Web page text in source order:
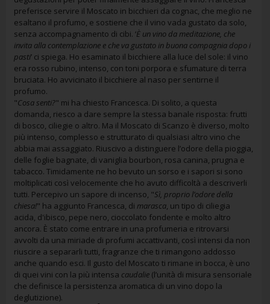
preferisce servire il Moscato in bicchieri da cognac, che meglio ne
esaltano il profumo, e sostiene che il vino vada gustato da solo,
senza accompagnamento di cibi. ‘È un vino da meditazione, che
invita alla contemplazione e che va gustato in buona compagnia dopo i
pasti’ ci spiega. Ho esaminato il bicchiere alla luce del sole: il vino
era rosso rubino, intenso, con toni porpora e sfumature di terra
bruciata. Ho avvicinato il bicchiere al naso per sentirne il
profumo.
"Cosa senti?" mi ha chiesto Francesca. Di solito, a questa
domanda, riesco a dare sempre la stessa banale risposta: frutti
di bosco, ciliegie o altro. Ma il Moscato di Scanzo è diverso, molto
più intenso, complesso e strutturato di qualsiasi altro vino che
abbia mai assaggiato. Riuscivo a distinguere l’odore della pioggia,
delle foglie bagnate, di vaniglia bourbon, rosa canina, prugna e
tabacco. Timidamente ne ho bevuto un sorso e i sapori si sono
moltiplicati così velocemente che ho avuto difficoltà a descriverli
tutti. Percepivo un sapore di incenso, "Sì, proprio l’odore della
chiesa!" ha aggiunto Francesca, di marasca, un tipo di ciliegia
acida, d'ibisco, pepe nero, cioccolato fondente e molto altro
ancora. È stato come entrare in una profumeria e ritrovarsi
avvolti da una miriade di profumi accattivanti, così intensi da non
riuscire a separarli tutti, fragranze che ti rimangono addosso
anche quando esci. Il gusto del Moscato ti rimane in bocca, è uno
di quei vini con la più intensa caudalie (l’unità di misura sensoriale
che definisce la persistenza aromatica di un vino dopo la
deglutizione).